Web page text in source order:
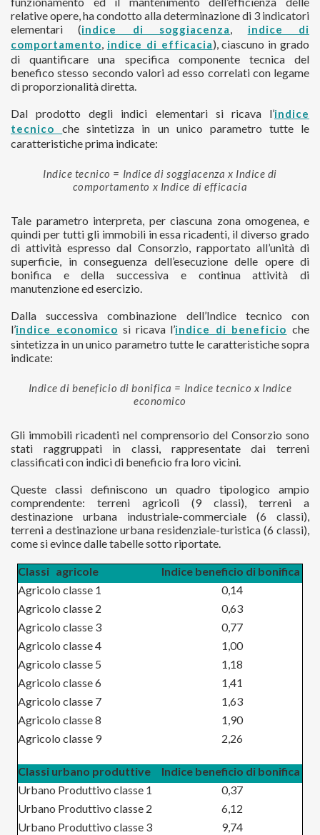
relative opere, ha condotto alla determinazione di 3 indicatori
elementari (indice di soggiacenza,
indice di
comportamento, indice di efficacia), ciascuno in grado
di quantificare una specifica componente tecnica del
benefico stesso secondo valori ad esso correlati con legame
di proporzionalità diretta.
Dal prodotto degli indici elementari si ricava l’indice
tecnico
che sintetizza in un unico parametro tutte le
caratteristiche prima indicate:
Indice tecnico = Indice di soggiacenza x Indice di
comportamento x Indice di efficacia
Tale parametro interpreta, per ciascuna zona omogenea, e
quindi per tutti gli immobili in essa ricadenti, il diverso grado
di attività espresso dal Consorzio, rapportato all’unità di
superficie, in conseguenza dell’esecuzione delle opere di
bonifica e della successiva e continua attività di
manutenzione ed esercizio.
Dalla successiva combinazione dell’Indice tecnico con
l’indice economico si ricava l’indice di beneficio che
sintetizza in un unico parametro tutte le caratteristiche sopra
indicate:
Indice di beneficio di bonifica = Indice tecnico x Indice
economico
Gli immobili ricadenti nel comprensorio del Consorzio sono
stati raggruppati in classi, rappresentate dai terreni
classificati con indici di beneficio fra loro vicini.
Queste classi definiscono un quadro tipologico ampio
comprendente: terreni agricoli (9 classi), terreni a
destinazione urbana industriale-commerciale (6 classi),
terreni a destinazione urbana residenziale-turistica (6 classi),
come si evince dalle tabelle sotto riportate.
Classi agricole
Indice beneficio di bonifica
Agricolo classe 1
0,14
Agricolo classe 2
0,63
Agricolo classe 3
0,77
Agricolo classe 4
1,00
Agricolo classe 5
1,18
Agricolo classe 6
1,41
Agricolo classe 7
1,63
Agricolo classe 8
1,90
Agricolo classe 9
2,26
Classi urbano produttive
Indice beneficio di bonifica
Urbano Produttivo classe 1
0,37
Urbano Produttivo classe 2
6,12
Urbano Produttivo classe 3
9,74